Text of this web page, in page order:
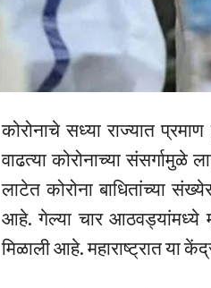
कोरोनाचे सध्या राज्यात
वाढत्या कोरोनाच्या
लाटेत कोरोना बाधितांच्या
आहे. गेल्या चार आठवड्यांमध्ये
मिळाली आहे. महाराष्ट्रात या